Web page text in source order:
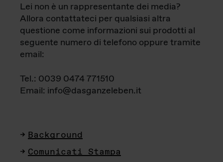
Lei non è un rappresentante dei media?
Allora contattateci per qualsiasi altra
questione come informazioni sui prodotti al
seguente numero di telefono oppure tramite
email:
Tel.: 0039 0474 771510
Email: info@dasganzeleben.it
Background
Comunicati Stampa